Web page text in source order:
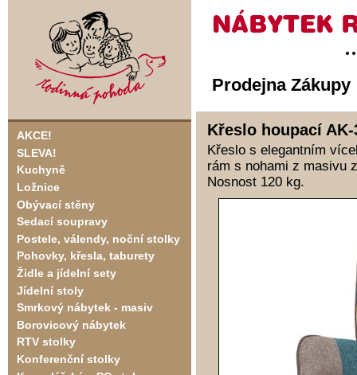
AKCE!
SLEVA!
Kuchyně
Ložnice
Obývací stěny
Sedací soupravy
Postele, válendy, noční stolky
Pohovky, křesla, taburety
Židle a jídelní sety
Jídelní stoly
Smrkový nábytek - masiv
Borovicový nábytek
RTV stolky
Konferenční stolky
Prodejna Zákupy
Křeslo houpací AK-
Křeslo s elegantním
rám s nohami z masivu
Nosnost 120 kg.